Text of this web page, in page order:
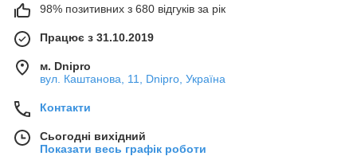
98% позитивних з 680 відгуків за рік
Працює з 31.10.2019
м. Dnipro
вул. Каштанова, 11, Dnipro, Україна
Контакти
Сьогодні вихідний
Показати весь графік роботи